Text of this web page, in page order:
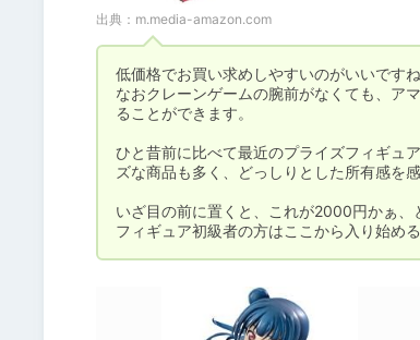
出典： m.media-amazon.com
低価格でお買い求めしやすいのがいいですね
なおクレーンゲームの腕前がなくても、ア
ることができます。
ひと昔前に比べて最近のプライズフィギュ
ズな商品も多く、どっしりとした所有感を
いざ目の前に置くと、これが2000円かぁ、